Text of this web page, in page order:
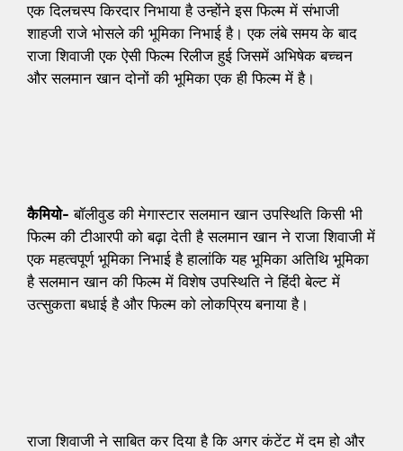
एक दिलचस्प किरदार निभाया है उन्होंने इस फिल्म में संभाजी
शाहजी राजे भोसले की भूमिका निभाई है। एक लंबे समय के बाद
राजा शिवाजी एक ऐसी फिल्म रिलीज हुई जिसमें अभिषेक बच्चन
और सलमान खान दोनों की भूमिका एक ही फिल्म में है।
कैमियो- बॉलीवुड की मेगास्टार सलमान खान उपस्थिति किसी भी
फिल्म की टीआरपी को बढ़ा देती है सलमान खान ने राजा शिवाजी में
एक महत्वपूर्ण भूमिका निभाई है हालांकि यह भूमिका अतिथि भूमिका
है सलमान खान की फिल्म में विशेष उपस्थिति ने हिंदी बेल्ट में
उत्सुकता बधाई है और फिल्म को लोकप्रिय बनाया है।
राजा शिवाजी ने साबित कर दिया है कि अगर कंटेंट में दम हो और